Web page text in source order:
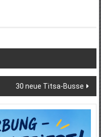
30 neue Titsa-Busse